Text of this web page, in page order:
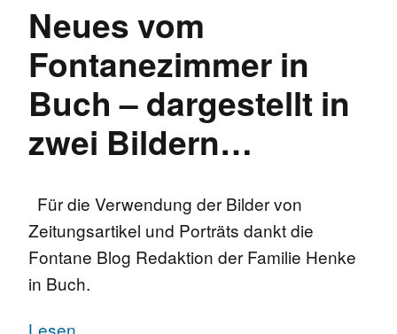
Neues vom
Fontanezimmer in
Buch – dargestellt in
zwei Bildern…
Für die Verwendung der Bilder von
Zeitungsartikel und Porträts dankt die
Fontane Blog Redaktion der Familie Henke
in Buch.
Lesen